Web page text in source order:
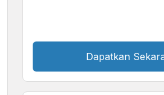
Dapatkan